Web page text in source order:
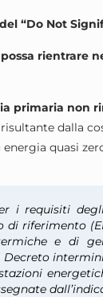
“Do Not
rientrare
primaria non
dalla
quasi
i requisiti
di riferimento
e di
Decreto